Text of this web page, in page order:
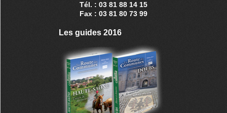
Tél. : 03 81 88 14 15
Fax : 03 81 80 73 99
Les guides 2016